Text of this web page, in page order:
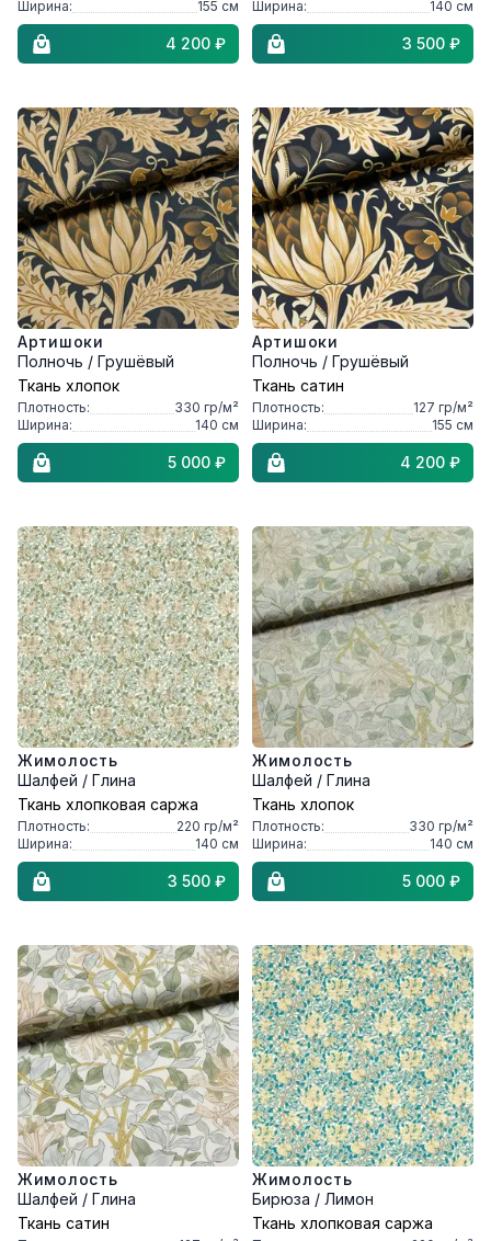
Ширина:
155 см
4 200 ₽
Ширина:
140 см
3 500 ₽
Артишоки
Полночь / Грушёвый
Ткань хлопок
Плотность: 330 гр/м²
Ширина:
140 см
5 000 ₽
Артишоки
Полночь / Грушёвый
Ткань сатин
Плотность: 127 гр/м²
Ширина:
155 см
4 200 ₽
Жимолость
Шалфей / Глина
Ткань хлопковая саржа
Плотность: 220 гр/м²
Ширина:
140 см
3 500 ₽
Жимолость
Шалфей / Глина
Ткань хлопок
Плотность: 330 гр/м²
Ширина:
140 см
5 000 ₽
Жимолость
Шалфей / Глина
Ткань сатин
Жимолость
Бирюза / Лимон
Ткань хлопковая саржа